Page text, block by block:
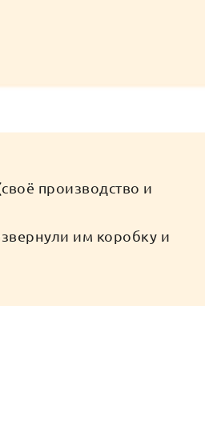
производство и
им коробку и